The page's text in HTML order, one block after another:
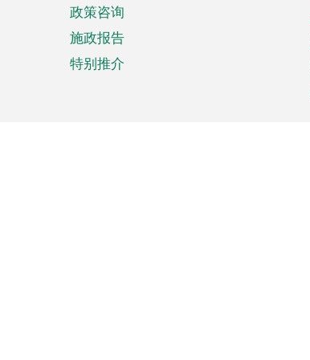
政策咨询
施政报告
特别推介